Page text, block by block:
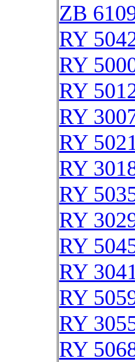
ZB
RY
RY
RY
RY
RY
RY
RY
RY
RY
RY
RY
RY
RY